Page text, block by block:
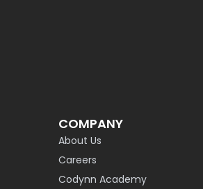
COMPANY
About Us
Careers
Codynn Academy